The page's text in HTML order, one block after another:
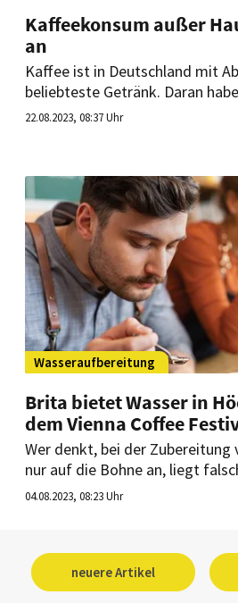
Kaffeekonsum außer
an
Kaffee ist in Deutschland mit
beliebteste Getränk. Daran
Pandemie noch die gestiegenen
22.08.2023, 08:37 Uhr
Wasseraufbereitung
Brita bietet Wasser in
dem Vienna Coffee
Wer denkt, bei der Zubereitung
nur auf die Bohne an, liegt
die zweite essenzielle Zutat
Mineralienzusammensetzung
ist. Wie das gelingt, zeigt Brita
Festival.
04.08.2023, 08:23 Uhr
neuere Artikel